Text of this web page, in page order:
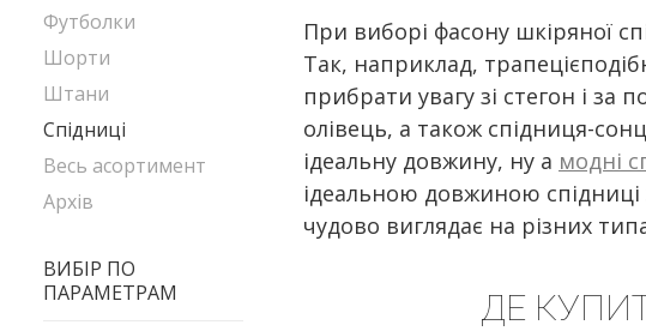
При виборі фасону шкіряної
Так, наприклад,
прибрати увагу зі стегон і за
олівець, а також спідниця-
ідеальну довжину, ну а модні
ідеальною довжиною
чудово виглядає на різних
ДЕ
Футболки
Шорти
Штани
Спідниці
Весь асортимент
Архів
ВИБІР ПО
ПАРАМЕТРАМ